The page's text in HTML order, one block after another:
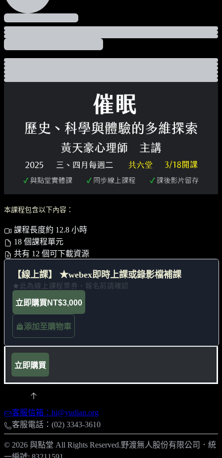
本課程包含以下內容：
課程長度約 12.8 小時
18 個課程單元
共有 12 個可下載資源
【線上課】 ★webex即時上課或錄影檔補課
★此為線上課程票券，報名前請確認
立即購買 NT$3,000
添加至購物車
立即購買
客服信箱：hi@yudian.org
客服電話：(02) 3343-3610
© 2026 與點堂 All Rights Reserved.野渡無人股份有限公司 ． 統